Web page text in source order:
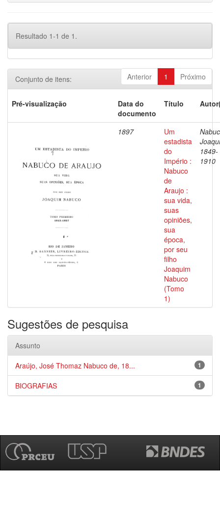
Resultado 1-1 de 1.
Anterior 1 Próximo
Conjunto de itens:
Pré-visualização
Data do
documento
Título
1897
Um
estadista
do
Império :
Nabuco
de
Araujo :
sua vida,
suas
opiniões,
sua
época,
por seu
filho
Joaquim
Nabuco
(Tomo
1)
1849-
1910
Sugestões de pesquisa
Assunto
1
Araújo, José Thomaz Nabuco de, 18...
1
BIOGRAFIAS